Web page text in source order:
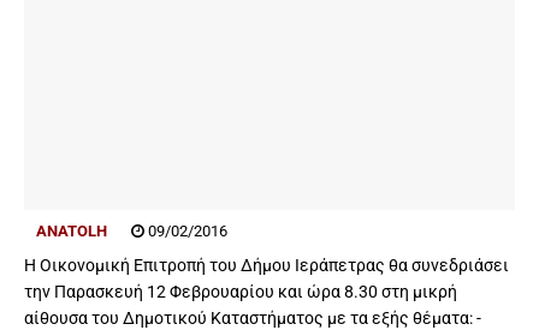
ANATOLH 09/02/2016
Η Οικονομική Επιτροπή του Δήμου Ιεράπετρας θα συνεδριάσει
την Παρασκευή 12 Φεβρουαρίου και ώρα 8.30 στη μικρή
αίθουσα του Δημοτικού Καταστήματος με τα εξής θέματα: -